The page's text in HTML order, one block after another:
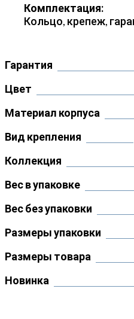
Комплектация:
Кольцо, крепеж,
Гарантия
Цвет
Материал корпуса
Вид крепления
Коллекция
Вес в упаковке
Вес без упаковки
Размеры упаковки
Размеры товара
Новинка